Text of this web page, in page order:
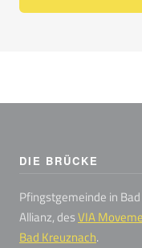
DIE BRÜCKE
Pfingstgemeinde in
Allianz, desVIA
Bad Kreuznach.